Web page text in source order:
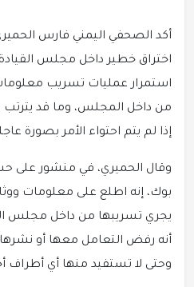
أكد الصحفي اليمني فارس
اختراق خطير داخل مجلس
استمرار عمليات تسريب
من داخل المجلس، وما قد يترتب
إذا لم يتم احتواء الأمر بصورة
وقال الحميري، في منشور على
بوك، إنه اطلع على معلومات
يجري تسريبها من داخل مجلس
أنه رفض التعامل معها أو نشرها
وحتى لا تستفيد منها أي أطراف